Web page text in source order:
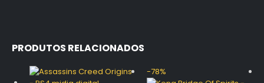
PRODUTOS RELACIONADOS
-78%